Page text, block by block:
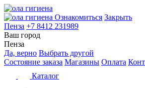
Ознакомиться Закрыть
Пенза +7 8412 231989
Ваш город
Пенза
Да, верно Выбрать другой
Состояние заказа Магазины Оплата
Каталог